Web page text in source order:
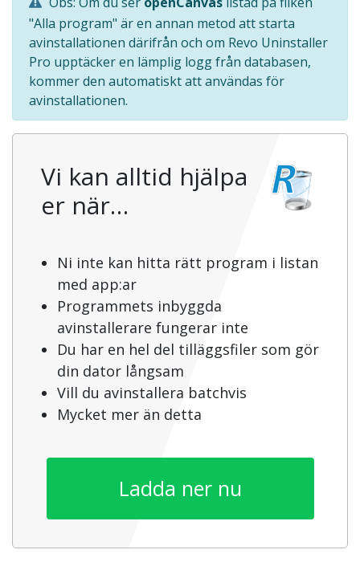
"Alla program" är en annan metod att starta
avinstallationen därifrån och om Revo Uninstaller
Pro upptäcker en lämplig logg från databasen,
kommer den automatiskt att användas för
avinstallationen.
Vi kan alltid hjälpa
er när…
Ni inte kan hitta rätt program i listan
med app:ar
Programmets inbyggda
avinstallerare fungerar inte
Du har en hel del tilläggsfiler som gör
din dator långsam
Vill du avinstallera batchvis
Mycket mer än detta
Ladda ner nu